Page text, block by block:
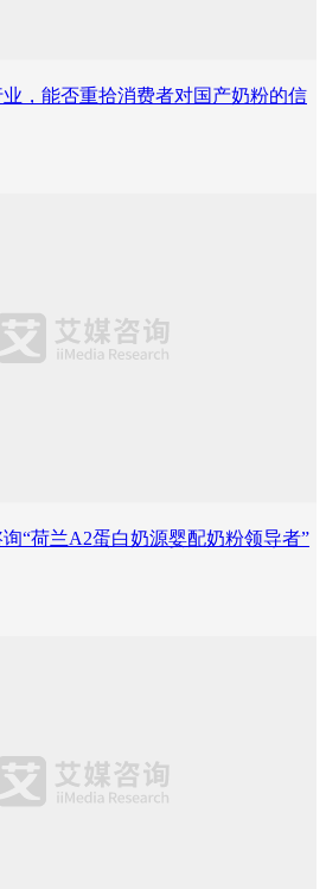
，能否重拾消费者对国产奶粉的信
“荷兰A2蛋白奶源婴配奶粉领导者”